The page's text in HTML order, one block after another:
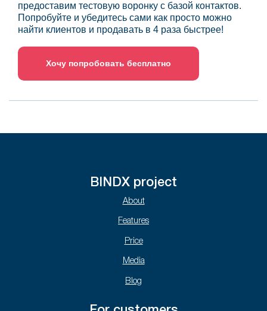
предоставим тестовую воронку с базой контактов.
Попробуйте и убедитесь сами как просто можно
найти клиентов и продавать в 4 раза быстрее!
Хочу попробовать бесплатно
BINDX project
About
Features
Price
Media
Blog